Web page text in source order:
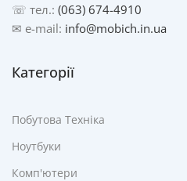
☏ тел.: (063) 674-4910
✉ e-mail: info@mobich.in.ua
Категорії
Побутова Техніка
Ноутбуки
Комп'ютери